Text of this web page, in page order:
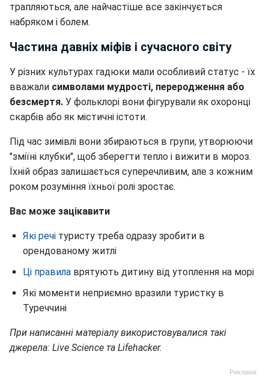
трапляються, але найчастіше все закінчується
набряком і болем.
Частина давніх міфів і сучасного світу
У різних культурах гадюки мали особливий статус - їх
вважали символами мудрості, переродження або
безсмертя. У фольклорі вони фігурували як охоронці
скарбів або як містичні істоти.
Під час зимівлі вони збираються в групи, утворюючи
"зміїні клубки", щоб зберегти тепло і вижити в мороз.
Їхній образ залишається суперечливим, але з кожним
роком розуміння їхньої ролі зростає.
Вас може зацікавити
Які речі туристу треба одразу зробити в
орендованому житлі
Ці правила врятують дитину від утоплення на морі
Які моменти неприємно вразили туристку в
Туреччині
При написанні матеріалу використовувалися такі
джерела: Live Science та Lifehacker.